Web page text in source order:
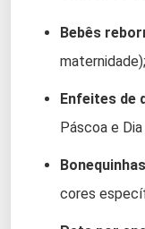
Bebês
maternidade);
Enfeites de
Páscoa e
cores